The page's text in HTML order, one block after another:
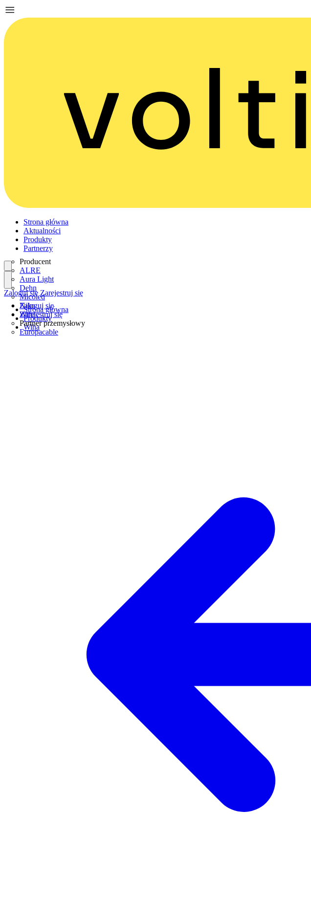
Strona główna
Aktualności
Produkty
Partnerzy
Producent
ALRE
Aura Light
Dehn
Micoled
Niko
Wiha
Partner przemysłowy
Europacable
Zaloguj się
Zarejestruj się
Zaloguj się Zarejestruj się
Strona główna
Produkty
Wiha